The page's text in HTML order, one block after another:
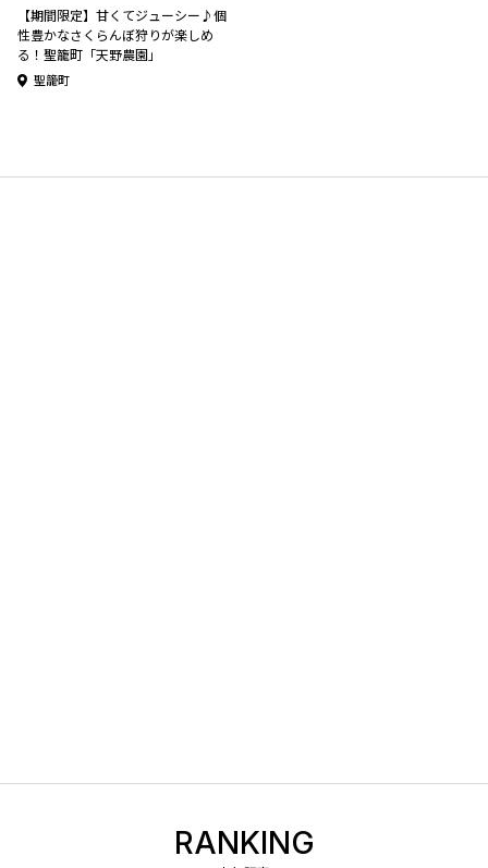
【期間限定】甘くてジューシー♪個
性豊かなさくらんぼ狩りが楽しめ
る！聖籠町「天野農園」
聖籠町
RANKING